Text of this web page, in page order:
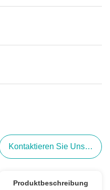
Kontaktieren Sie Uns Jetzt
Produktbeschreibung